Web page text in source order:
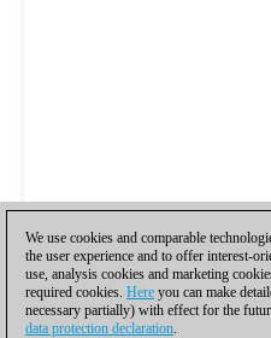
We use cookies and comparable
the user experience and to offer interest-
use, analysis cookies and marketing
required cookies. Here you can make
necessary partially) with effect for the
data protection declaration.